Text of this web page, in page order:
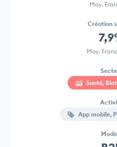
Moy.
Création
Moy.
Santé,
App mobile,